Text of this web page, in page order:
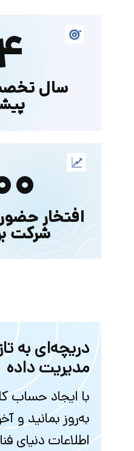
سال
شرکت
دریچه‌ای به
مدیریت داده
با ایجاد حساب
به‌روز بمانید و
اطلاعات دنیای